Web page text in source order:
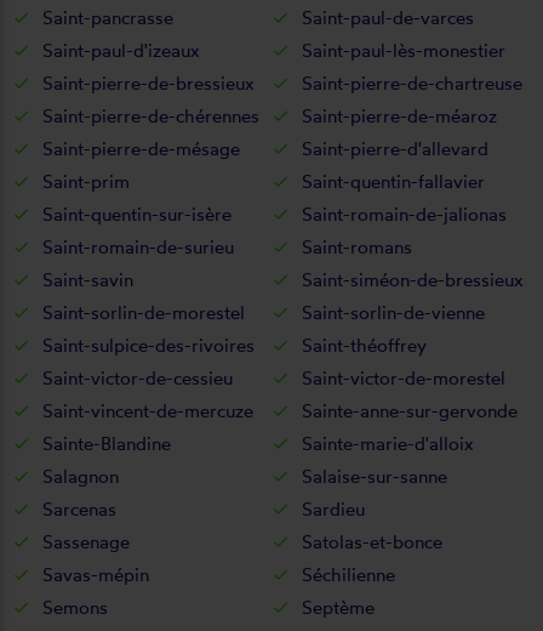
Saint-pancrasse
Saint-paul-de-varces
Saint-paul-d'izeaux
Saint-paul-lès-monestier
Saint-pierre-de-bressieux
Saint-pierre-de-chartreuse
Saint-pierre-de-chérennes
Saint-pierre-de-méaroz
Saint-pierre-de-mésage
Saint-pierre-d'allevard
Saint-prim
Saint-quentin-fallavier
Saint-quentin-sur-isère
Saint-romain-de-jalionas
Saint-romain-de-surieu
Saint-romans
Saint-savin
Saint-siméon-de-bressieux
Saint-sorlin-de-morestel
Saint-sorlin-de-vienne
Saint-sulpice-des-rivoires
Saint-théoffrey
Saint-victor-de-cessieu
Saint-victor-de-morestel
Saint-vincent-de-mercuze
Sainte-anne-sur-gervonde
Sainte-Blandine
Sainte-marie-d'alloix
Salagnon
Salaise-sur-sanne
Sarcenas
Sardieu
Sassenage
Satolas-et-bonce
Savas-mépin
Séchilienne
Semons
Septème